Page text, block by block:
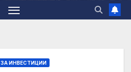
ИНВЕСТИЦИИ